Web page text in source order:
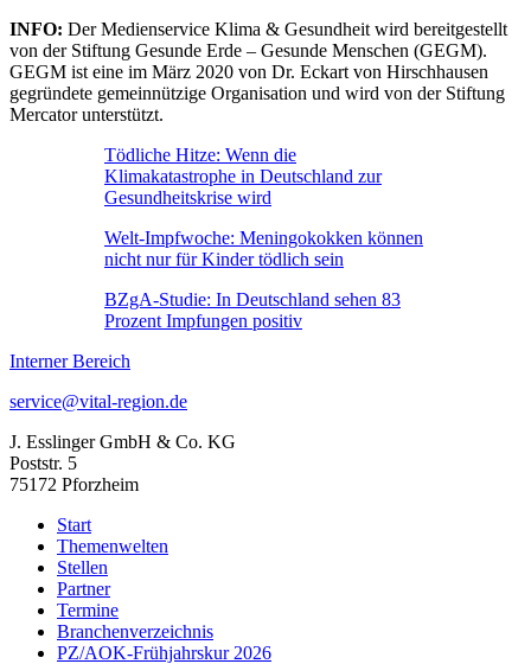
INFO: Der Medienservice Klima & Gesundheit wird bereitgestellt
von der Stiftung Gesunde Erde – Gesunde Menschen (GEGM).
GEGM ist eine im März 2020 von Dr. Eckart von Hirschhausen
gegründete gemeinnützige Organisation und wird von der Stiftung
Mercator unterstützt.
Tödliche Hitze: Wenn die
Klimakatastrophe in Deutschland zur
Gesundheitskrise wird
Welt-Impfwoche: Meningokokken können
nicht nur für Kinder tödlich sein
BZgA-Studie: In Deutschland sehen 83
Prozent Impfungen positiv
Interner Bereich
service@vital-region.de
J. Esslinger GmbH & Co. KG
Poststr. 5
75172 Pforzheim
Start
Themenwelten
Stellen
Partner
Termine
Branchenverzeichnis
PZ/AOK-Frühjahrskur 2026